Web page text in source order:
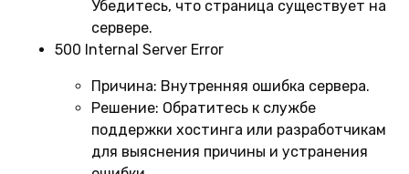
Убедитесь, что страница существует на
сервере.
500 Internal Server Error
Причина: Внутренняя ошибка сервера.
Решение: Обратитесь к службе
поддержки хостинга или разработчикам
для выяснения причины и устранения